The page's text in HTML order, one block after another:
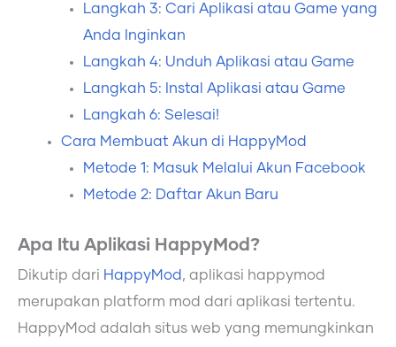
Langkah 3: Cari Aplikasi atau Game yang
Anda Inginkan
Langkah 4: Unduh Aplikasi atau Game
Langkah 5: Instal Aplikasi atau Game
Langkah 6: Selesai!
Cara Membuat Akun di HappyMod
Metode 1: Masuk Melalui Akun Facebook
Metode 2: Daftar Akun Baru
Apa Itu Aplikasi HappyMod?
Dikutip dari HappyMod , aplikasi happymod
merupakan platform mod dari aplikasi tertentu.
HappyMod adalah situs web yang memungkinkan